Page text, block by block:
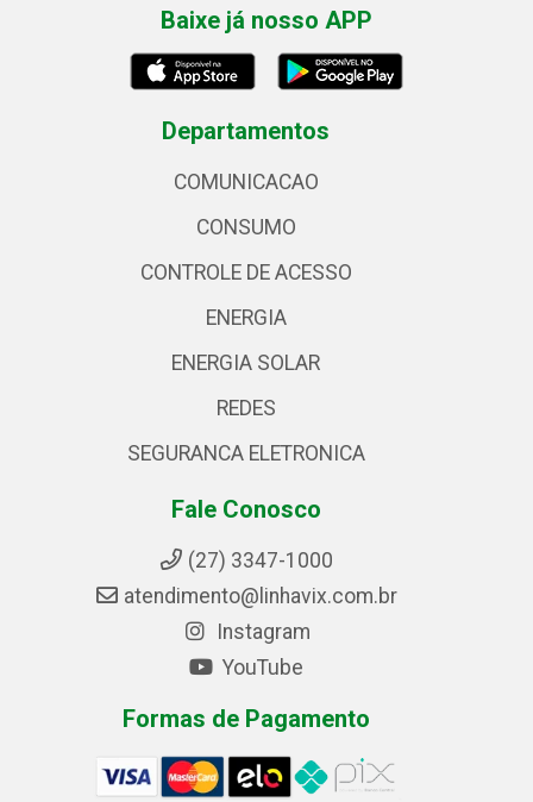
Baixe já nosso APP
Departamentos
COMUNICACAO
CONSUMO
CONTROLE DE ACESSO
ENERGIA
ENERGIA SOLAR
REDES
SEGURANCA ELETRONICA
Fale Conosco
(27) 3347-1000
atendimento@linhavix.com.br
Instagram
YouTube
Formas de Pagamento